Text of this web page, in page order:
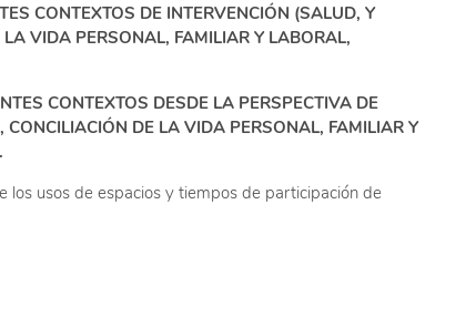
CONTEXTOS DE INTERVENCIÓN (SALUD, Y
VIDA PERSONAL, FAMILIAR Y LABORAL,
CONTEXTOS DESDE LA PERSPECTIVA DE
DE LA VIDA PERSONAL, FAMILIAR Y
los usos de espacios y tiempos de participación de